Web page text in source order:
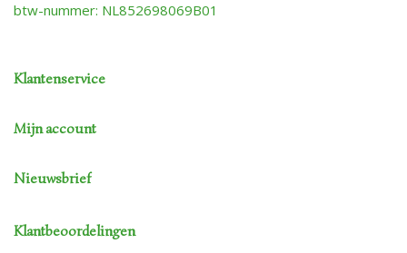
btw-nummer: NL852698069B01
Klantenservice
Mijn account
Nieuwsbrief
Klantbeoordelingen